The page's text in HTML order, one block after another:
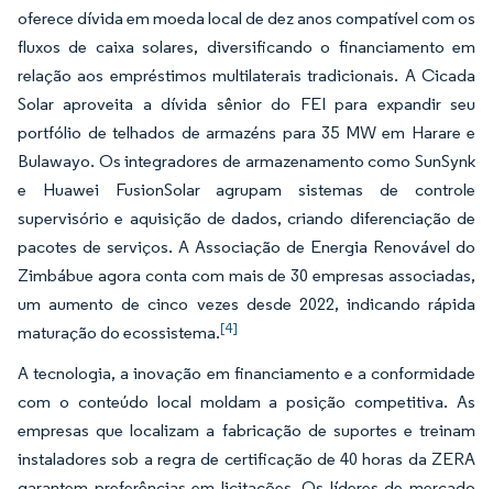
oferece dívida em moeda local de dez anos compatível com os
fluxos de caixa solares, diversificando o financiamento em
relação aos empréstimos multilaterais tradicionais. A Cicada
Solar aproveita a dívida sênior do FEI para expandir seu
portfólio de telhados de armazéns para 35 MW em Harare e
Bulawayo. Os integradores de armazenamento como SunSynk
e Huawei FusionSolar agrupam sistemas de controle
supervisório e aquisição de dados, criando diferenciação de
pacotes de serviços. A Associação de Energia Renovável do
Zimbábue agora conta com mais de 30 empresas associadas,
um aumento de cinco vezes desde 2022, indicando rápida
maturação do ecossistema.[4]
A tecnologia, a inovação em financiamento e a conformidade
com o conteúdo local moldam a posição competitiva. As
empresas que localizam a fabricação de suportes e treinam
instaladores sob a regra de certificação de 40 horas da ZERA